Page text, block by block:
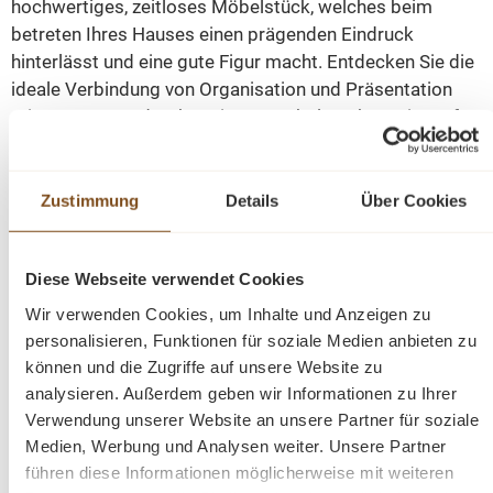
Zustimmung Details Über Cookies
Diese Webseite verwendet Cookies
Wir verwenden Cookies, um Inhalte und Anzeigen zu
personalisieren, Funktionen für soziale Medien anbieten zu
können und die Zugriffe auf unsere Website zu
analysieren. Außerdem geben wir Informationen zu Ihrer
Verwendung unserer Website an unsere Partner für soziale
Medien, Werbung und Analysen weiter. Unsere Partner
führen diese Informationen möglicherweise mit weiteren
hochwertiges, zeitloses Möbelstück, welches beim
betreten Ihres Hauses einen prägenden Eindruck
hinterlässt und eine gute Figur macht. Entdecken Sie die
ideale Verbindung von Organisation und Präsentation
mit unserer Garderobe. Dieses Möbelstück vereint auf
elegante Weise Funktionalität und Ästhetik. Es bietet
gleichzeitig das aufhängen Ihrer Jacken und Mäntel. Das
Design dieses Möbelstücks strahlt zeitlose Eleganz aus
ein. Es ist das perfekte Highlight für diejenigen, die
sowohl praktische Lösungen als auch raffinierten Stil
suchen.
Die Abmessungen ca. Höhe 210 cm/ Breite 80 cm/
Tiefe 41 cm